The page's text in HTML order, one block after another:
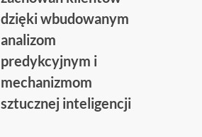
dzięki wbudowanym
analizom
predykcyjnym i
mechanizmom
sztucznej inteligencji